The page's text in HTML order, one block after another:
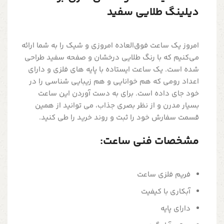
دیلینگ طلایی سفید
امروز یک ساعت فوق‌العاده امروزی و شیک را به شما ارائه
می‌کنیم که با رنگ طلایی درخشان و صفحه سفید طراحی
شده است. یک ساعت ایستاده با پایه های فلزی و دارای
اعداد رومی که هم خوانایی و هم زیبایی شناسی را در
خود جای داده است. برای به دست آوردن این ساعت
بسیار مدرن و از نظر بصری جذاب، می توانید از همین
قسمت سفارش خود را ثبت و روند خرید را طی کنید.
مشخصات فنی ساعت:
فریم فلزی ساعت
آبکاری با کیفیت
دارای پایه